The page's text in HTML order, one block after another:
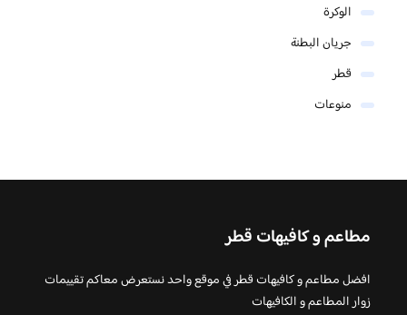
الوكرة
جريان البطنة
قطر
منوعات
مطاعم و كافيهات قطر
افضل مطاعم و كافيهات قطر في موقع واحد نستعرض معاكم تقييمات
زوار المطاعم و الكافيهات